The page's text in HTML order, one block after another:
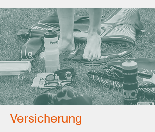
Versicherung